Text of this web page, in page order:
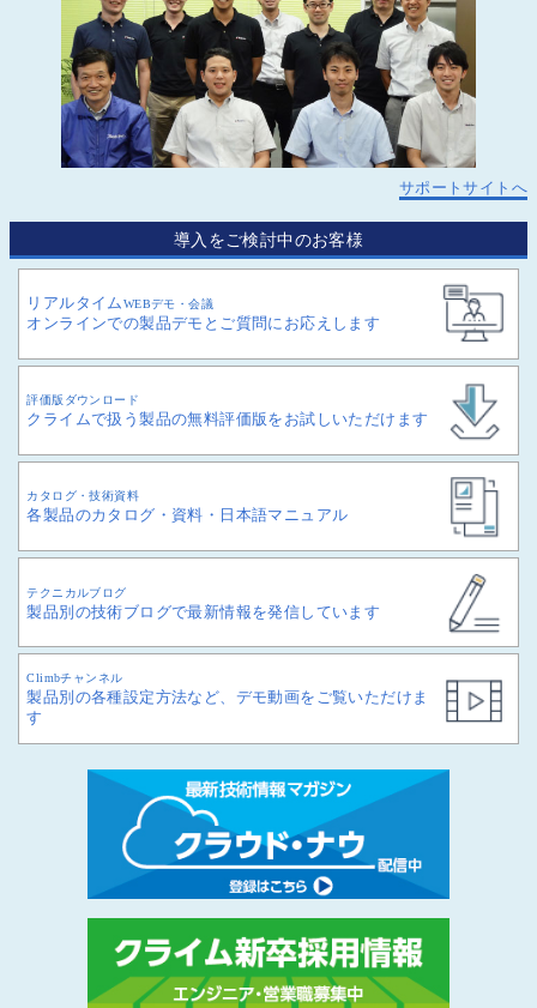
サポートサイトへ
導入をご検討中のお客様
リアルタイムWEBデモ・会議
オンラインでの製品デモとご質問にお応えします
評価版ダウンロード
クライムで扱う製品の無料評価版をお試しいただけます
カタログ・技術資料
各製品のカタログ・資料・日本語マニュアル
テクニカルブログ
製品別の技術ブログで最新情報を発信しています
Climbチャンネル
製品別の各種設定方法など、デモ動画をご覧いただけま
す